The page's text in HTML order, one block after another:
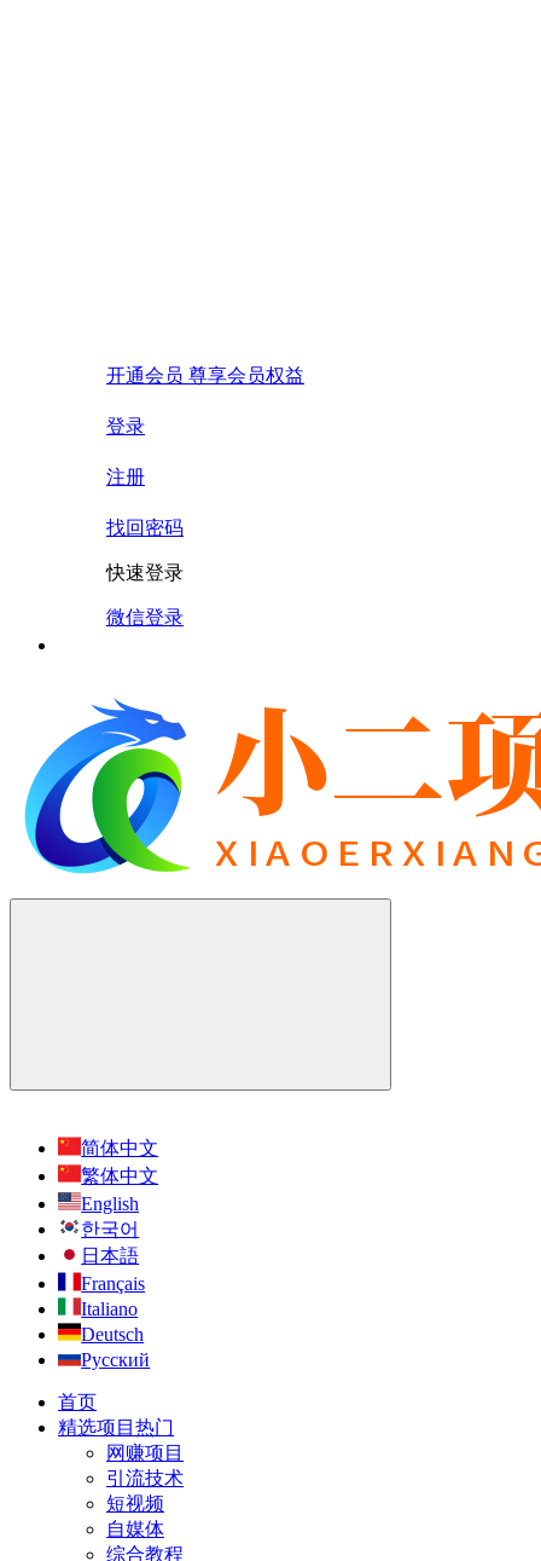
开通会员 尊享会员权益
登录
注册
找回密码
快速登录
微信登录
简体中文
繁体中文
English
한국어
日本語
Français
Italiano
Deutsch
Русский
首页
精选项目 热门
网赚项目
引流技术
短视频
自媒体
综合教程